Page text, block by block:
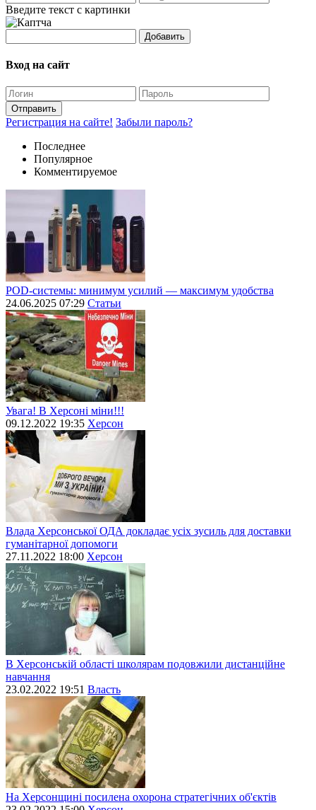
Введите текст с картинки
Добавить
Вход на сайт
Отправить
Регистрация на сайте! Забыли пароль?
Последнее
Популярное
Комментируемое
POD-системы: минимум усилий — максимум удобства
24.06.2025 07:29 Статьи
Увага! В Херсоні міни!!!
09.12.2022 19:35 Херсон
Влада Херсонської ОДА докладає усіх зусиль для доставки
гуманітарної допомоги
27.11.2022 18:00 Херсон
В Херсонській області школярам подовжили дистанційне
навчання
23.02.2022 19:51 Власть
На Херсонщині посилена охорона стратегічних об'єктів